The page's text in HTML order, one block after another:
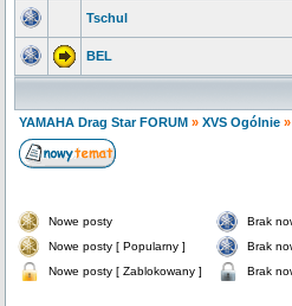
Tschul
BEL
YAMAHA Drag Star FORUM » XVS Ogólnie »
Nowe posty Brak
Nowe posty [ Popularny ]
Brak
Nowe posty [ Zablokowany ]
Brak